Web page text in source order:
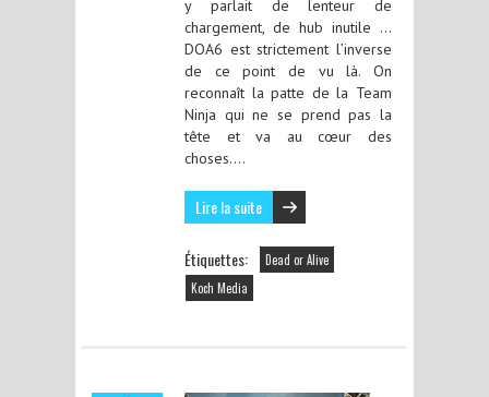
y parlait de lenteur de
chargement, de hub inutile …
DOA6 est strictement l’inverse
de ce point de vu là. On
reconnaît la patte de la Team
Ninja qui ne se prend pas la
tête et va au cœur des
choses….
Lire la suite
Étiquettes:
Dead or Alive
Koch Media